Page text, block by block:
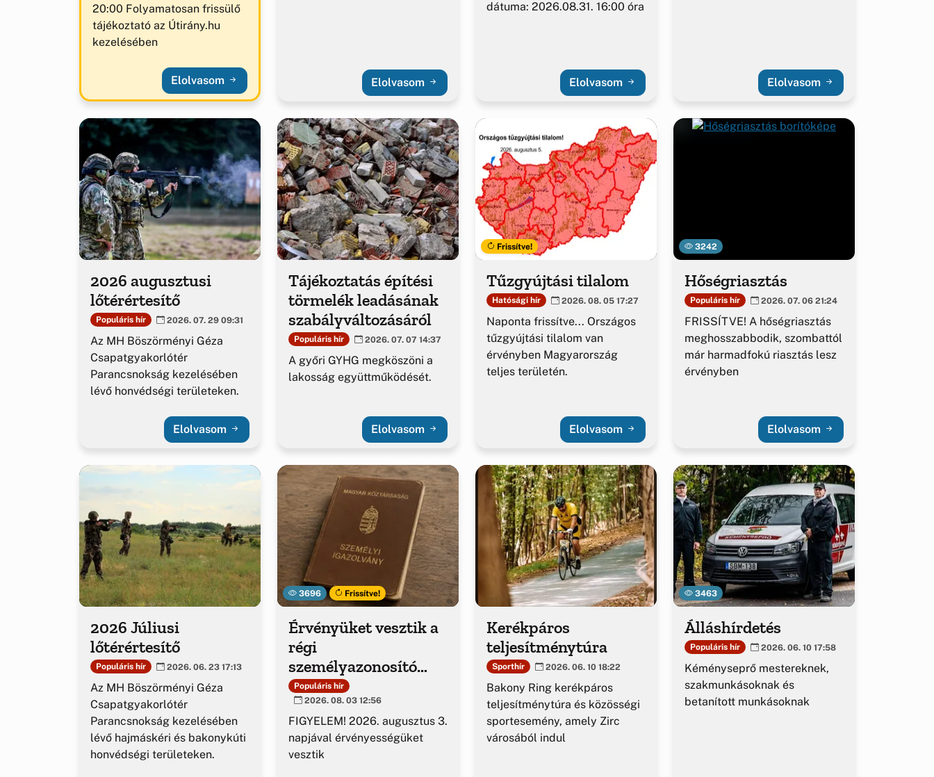
20:00 Folyamatosan frissülő
tájékoztató az Útirány.hu
kezelésében
Elolvasom Elolvasom
dátuma: 2026.08.31. 16:00 óra
Elolvasom Elolvasom
2026 augusztusi
lőtérértesítő
Populáris hír 2026. 07. 29 09:31
Az MH Böszörményi Géza
Csapatgyakorlótér
Parancsnokság kezelésében
lévő honvédségi területeken.
Elolvasom
Tájékoztatás építési
törmelék leadásának
szabályváltozásáról
Populáris hír 2026. 07. 07 14:37
A győri GYHG megköszöni a
lakosság együttműködését.
Elolvasom
Frissítve!
Tűzgyújtási tilalom
Hatósági hír 2026. 08. 05 17:27
Naponta frissítve... Országos
tűzgyújtási tilalom van
érvényben Magyarország
teljes területén.
Elolvasom
3242
Hőségriasztás
Populáris hír 2026. 07. 06 21:24
FRISSÍTVE! A hőségriasztás
meghosszabbodik, szombattól
már harmadfokú riasztás lesz
érvényben
Elolvasom
2026 Júliusi
lőtérértesítő
Populáris hír 2026. 06. 23 17:13
Az MH Böszörményi Géza
Csapatgyakorlótér
Parancsnokság kezelésében
lévő hajmáskéri és bakonykúti
honvédségi területeken.
3696 Frissítve!
Érvényüket vesztik a
régi
személyazonosító
igazolványok
Populáris hír
2026. 08. 03 12:56
FIGYELEM! 2026. augusztus 3.
napjával érvényességüket
vesztik
Kerékpáros
teljesítménytúra
Sporthír 2026. 06. 10 18:22
Bakony Ring kerékpáros
teljesítménytúra és közösségi
sportesemény, amely Zirc
városából indul
3463
Álláshírdetés
Populáris hír 2026. 06. 10 17:58
Kéményseprő mestereknek,
szakmunkásoknak és
betanított munkásoknak